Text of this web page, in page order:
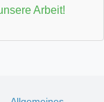
Arbeit!